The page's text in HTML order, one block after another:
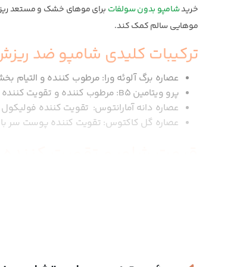
خریدشامپو بدون سولفات برای موهای خشک و مستعد
موهایی سالم کمک کند.
ترکیبات کلیدی شامپو ضد
عصاره برگ آلوئه ورا: مرطوب کننده و
پرو ویتامین B5: مرطوب کننده و تقویت کننده انعطاف پذیری مو
عصاره دانه آمارانتوس: تقویت کننده
عصاره گل کاکتوس: تقویت کننده پوست سر
محصولات فاقد سولفات از ایمن ترین شوینده ها
خرید شامپو ضد ریزش